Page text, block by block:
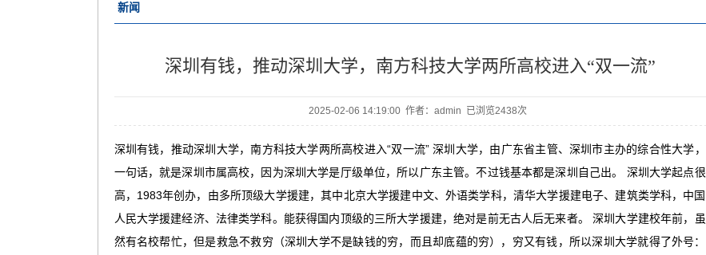
新闻
深圳有钱，推动深圳大学，南方科技大学两所高校进入“双一流”
2025-02-06 14:19:00 作者：admin 已浏览2438次
深圳有钱，推动深圳大学，南方科技大学两所高校进入“双一流” 深圳大学，由广东省主管、深圳市主办的综合性大学，
一句话，就是深圳市属高校，因为深圳大学是厅级单位，所以广东主管。不过钱基本都是深圳自己出。 深圳大学起点很
高，1983年创办，由多所顶级大学援建，其中北京大学援建中文、外语类学科，清华大学援建电子、建筑类学科，中国
人民大学援建经济、法律类学科。能获得国内顶级的三所大学援建，绝对是前无古人后无来者。 深圳大学建校年前，虽
然有名校帮忙，但是救急不救穷（深圳大学不是缺钱的穷，而且却底蕴的穷），穷又有钱，所以深圳大学就得了外号：